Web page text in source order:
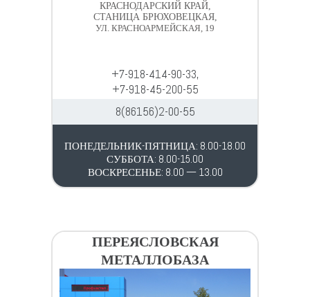
КРАСНОДАРСКИЙ КРАЙ,
СТАНИЦА БРЮХОВЕЦКАЯ,
УЛ. КРАСНОАРМЕЙСКАЯ, 19
+7-918-414-90-33,
+7-918-45-200-55
8(86156)2-00-55
ПОНЕДЕЛЬНИК-ПЯТНИЦА: 8.00-18.00
СУББОТА: 8.00-15.00
ВОСКРЕСЕНЬЕ: 8.00 — 13.00
ПЕРЕЯСЛОВСКАЯ
МЕТАЛЛОБАЗА